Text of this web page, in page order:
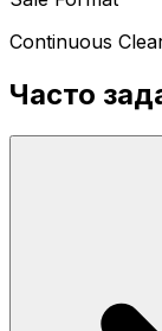
Continuous
Часто